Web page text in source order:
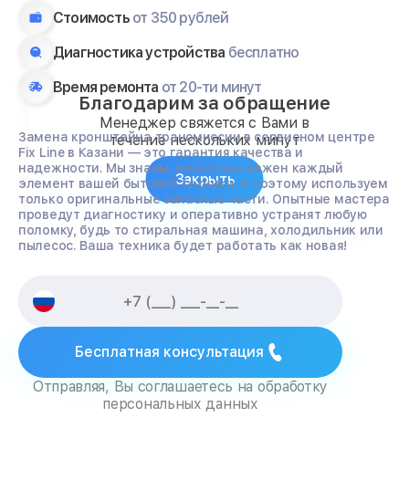
Стоимость от 350 рублей
Диагностика устройства бесплатно
Время ремонта от 20-ти минут
Замена кронштейна трансмиссии в сервисном центре
Fix Line в Казани — это гарантия качества и
надежности. Мы знаем, насколько важен каждый
элемент вашей бытовой техники, и поэтому используем
только оригинальные запасные части. Опытные мастера
проведут диагностику и оперативно устранят любую
поломку, будь то стиральная машина, холодильник или
пылесос. Ваша техника будет работать как новая!
Бесплатная консультация
Отправляя, Вы соглашаетесь на обработку
персональных данных
Благодарим за обращение
Менеджер свяжется с Вами в
течение нескольких минут
Закрыть